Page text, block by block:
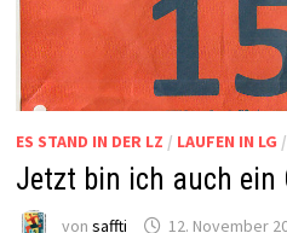
ES STAND IN DER LZ / LAUFEN IN LG /
Jetzt bin ich auch ein
von saffti 12. November